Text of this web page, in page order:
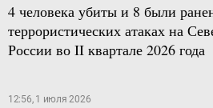
4 человека убиты и 8 были
террористических атаках на
России во II квартале 2026 года
12:56, 1 июля 2026